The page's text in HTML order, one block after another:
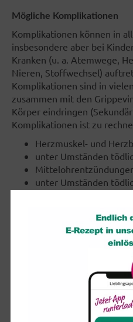
Mögliche Komplikationen
Komplikationen können in
insbesondere aber bei
Kranken (u. a. Atemwege,
Nieren, Stoffwechsel)
Komplikationen sind in
zusammen mit den
Körper eindringen
Komplikationen ist zu
Herzmuskel- und
unter Umständen
unter Umständen
Muskelentzündungen,
Der sicherste Weg, einer
ist eine spezielle
will, sollte die Impfung im
noch vor Beginn der
Der Schutz hält etwa sechs